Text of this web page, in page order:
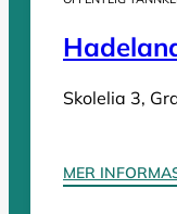
Skolelia 3,
MER
Tannleger
Tannleger Møre
Tannleger Oslo